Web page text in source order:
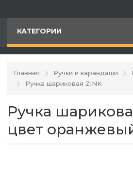
КАТЕГОРИИ
Главная Ручки и карандаши
Ручка шариковая ZINK
Ручка
цвет